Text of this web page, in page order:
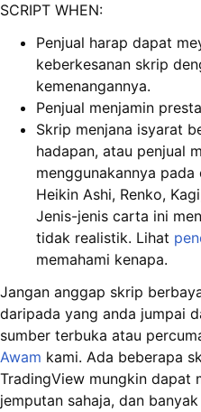
SCRIPT WHEN:
Penjual harap dapat
keberkesanan skrip
kemenangannya.
Penjual menjamin
Skrip menjana isyarat
hadapan, atau penjual
menggunakannya
Heikin Ashi, Renko,
Jenis-jenis carta ini
tidak realistik. Lihat
memahami kenapa.
Jangan anggap skrip
daripada yang anda jumpai
sumber terbuka atau
Awam kami. Ada beberapa
TradingView mungkin dapat
jemputan sahaja, dan